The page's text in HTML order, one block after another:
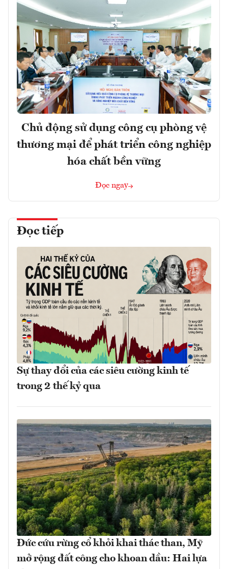
Chủ động sử dụng công cụ phòng vệ
thương mại để phát triển công nghiệp
hóa chất bền vững
Đọc ngay
Đọc tiếp
Sự thay đổi của các siêu cường kinh tế
trong 2 thế kỷ qua
Đức cứu rừng cổ khỏi khai thác than, Mỹ
mở rộng đất công cho khoan dầu: Hai lựa